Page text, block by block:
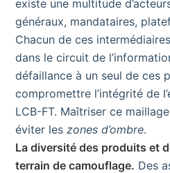
existe une multitude
généraux, mandataires,
Chacun de ces
dans le circuit de
défaillance à un seul de ces
compromettre l’intégrité de
LCB-FT. Maîtriser ce
éviter les zones d’ombre.
La diversité des produits et
terrain de camouflage. Des